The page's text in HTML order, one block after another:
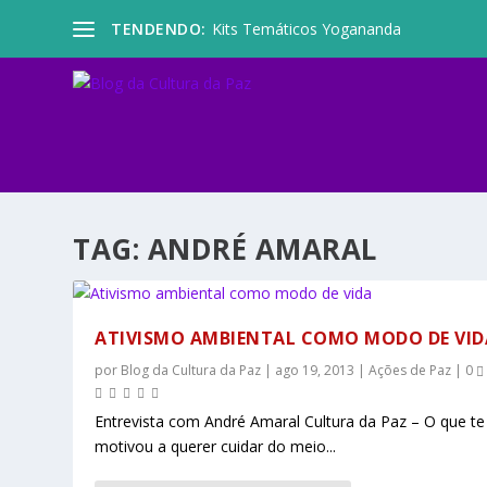
TENDENDO: Kits Temáticos Yogananda
TAG: ANDRÉ AMARAL
ATIVISMO AMBIENTAL COMO MODO DE
por Blog da Cultura da Paz | ago 19, 2013 |Ações de Paz | 0
Entrevista com André Amaral Cultura da Paz – O que te
motivou a querer cuidar do meio...